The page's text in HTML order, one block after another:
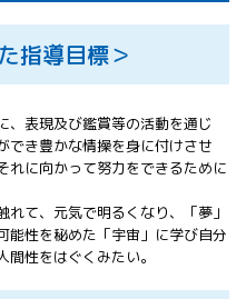
APRSAF宇宙
育 for All
科会 年次
ポス
ーコンテ
教員
ミナー
（国際
宙教育会
指導目標＞
表現及び鑑賞等の活動を通じ
でき豊かな情操を身に付けさせ
れに向かって努力をできるために
て、元気で明るくなり、「夢」
能性を秘めた「宇宙」に学び自分
性をはぐくみたい。